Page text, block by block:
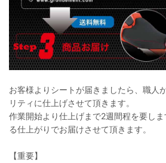
お客様よりシートが届きましたら、職人
リティに仕上げさせて頂きます。
作業開始より仕上げまで2週間程を要し
る仕上がりでお届けさせて頂きます。
【重要】